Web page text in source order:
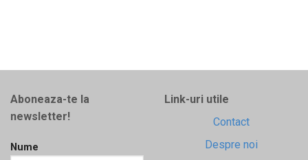
Aboneaza-te la
newsletter!
Nume
Link-uri utile
Contact
Despre noi